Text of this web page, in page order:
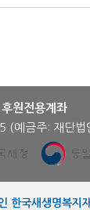
후원전용계좌
(예금주: 재단법
한국새생명복지